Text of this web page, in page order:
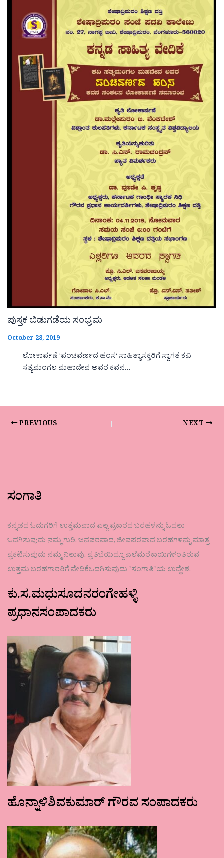
ಪುಸ್ತಕ ಬಿಡುಗಡೆಯ ಸಂಭ್ರಮ
October 28, 2019
ಲೋಕಾರ್ಪಣೆ ‘ಪಂಚವರ್ಣದ ಹಂಸ‘ ಸಾಹಿತ್ಯಾಸಕ್ತರಿಗೆ ಸ್ವಾಗತ ಕವಿ
ಸತ್ಯಮಂಗಲ ಮಹಾದೇವ ಅವರ ಕವನ…
PREVIOUS NEXT
ಸಂಗಾತಿ
ಕನ್ನಡದ ಓದುಗರಿಗೆ ಉತ್ತಮವಾದ ಎಲ್ಲ ಪ್ರಕಾರದ ಬರಹಳನ್ನು ಓದಲು
ಒದಗಿಸುವುದು ನಮ್ಮ ಗುರಿ. ಜನಪರವಾದ, ಜೀವಪರವಾದ ಬರಹಗಳನ್ನು ಮಾತ್ರ
ಪ್ರಕಟಿಸುವುದು ನಮ್ಮ ನಿಲುವು. ಪ್ರತಿಭೆಯಿದ್ದೂ ಎಲೆಮರೆಕಾಯಿಗಳಂತಿರುವ
ಉತ್ತಮ ಬರಹಗಾರರಿಗೆ ವೇದಿಕೆಒದಗಿಸುವುದು ʼಸಂಗಾತಿʼಯ ಉದ್ದೇಶ.
ಕು.ಸ.ಮಧುಸೂದನರಂಗೇಹಳ್ಳಿ
ಪ್ರಧಾನಸಂಪಾದಕರು
ಹೊನ್ನಾಳಿಶಿವಕುಮಾರ್ ಗೌರವ ಸಂಪಾದಕರು